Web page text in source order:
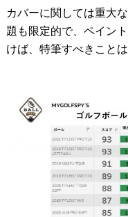
カバーに関しては重大
題も限定的で、ペイン
けば、特筆すべきことは